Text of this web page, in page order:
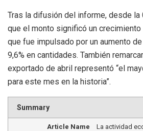
Tras la difusión del informe, desde la
que el monto significó un crecimiento
que fue impulsado por un aumento
9,6% en cantidades. También
exportado de abril representó “el
para este mes en la historia”.
Summary
Article Name
La actividad